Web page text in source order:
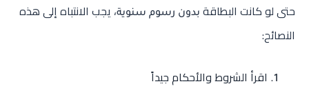
حتى لو كانت البطاقة بدون رسوم سنوية، يجب الانتباه إلى هذه
النصائح:
اقرأ الشروط والأحكام جيداً